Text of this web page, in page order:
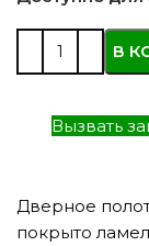
В
Вызвать
Дверное
покрыто